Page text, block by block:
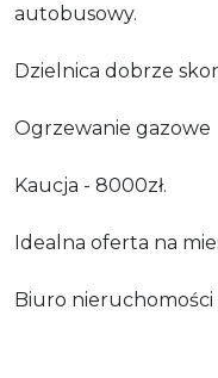
autobusowy.
Dzielnica dobrze
Ogrzewanie gazowe
Kaucja - 8000zł.
Idealna oferta na
Biuro